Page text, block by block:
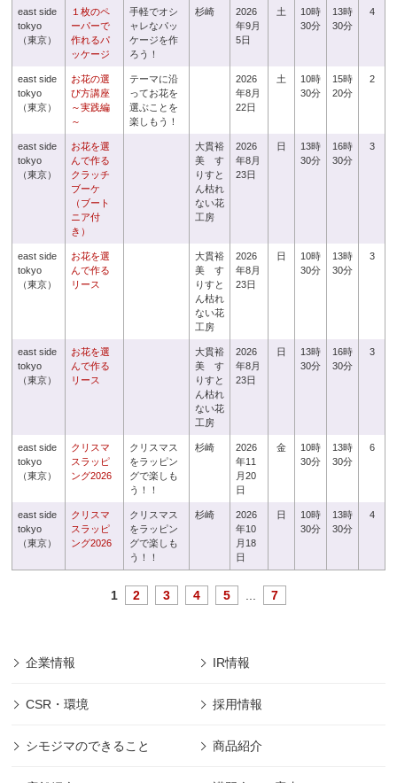
east side
tokyo
（東京）
１枚のペ
ーパーで
作れるパ
ッケージ
手軽でオシ
ャレなパッ
ケージを作
ろう！
杉崎
2026
年9月
5日
土
10時
30分
13時
30分
4
east side
tokyo
（東京）
お花の選
び方講座
～実践編
～
テーマに沿
ってお花を
選ぶことを
楽しもう！
2026
年8月
22日
土
10時
30分
15時
20分
2
east side
tokyo
（東京）
お花を選
んで作る
クラッチ
ブーケ
（ブート
ニア付
き）
大貫裕
美 す
りすと
ん枯れ
ない花
工房
2026
年8月
23日
日
13時
30分
16時
30分
3
east side
tokyo
（東京）
お花を選
んで作る
リース
大貫裕
美 す
りすと
ん枯れ
ない花
工房
2026
年8月
23日
日
10時
30分
13時
30分
3
east side
tokyo
（東京）
お花を選
んで作る
リース
大貫裕
美 す
りすと
ん枯れ
ない花
工房
2026
年8月
23日
日
13時
30分
16時
30分
3
east side
tokyo
（東京）
クリスマ
スラッピ
ング2026
クリスマス
をラッピン
グで楽しも
う！！
杉崎
2026
年11
月20
日
金
10時
30分
13時
30分
6
east side
tokyo
（東京）
クリスマ
スラッピ
ング2026
クリスマス
をラッピン
グで楽しも
う！！
杉崎
2026
年10
月18
日
日
10時
30分
13時
30分
4
1 2 3 4 5 7
企業情報 IR情報
CSR・環境 採用情報
シモジマのできること 商品紹介